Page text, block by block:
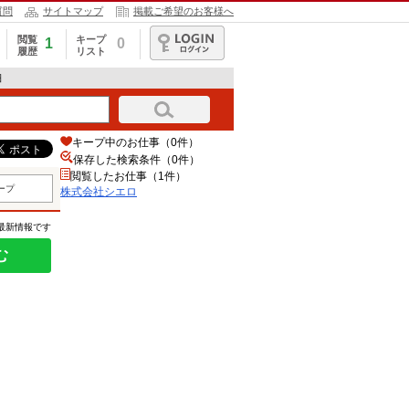
問 サイトマップ 掲載ご希望のお客様へ
閲覧
履歴
1
キープ
リスト
0
ログイン
プ
新情報です
キープ中のお仕事（0件）
保存した検索条件（0件）
閲覧したお仕事（1件）
株式会社シエロ